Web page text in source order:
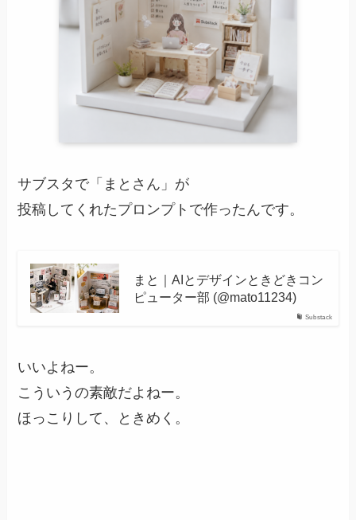
サブスタで「まとさん」が
投稿してくれたプロンプトで作ったんです。
Substack
まと｜AIとデザインときどきコン
ピューター部 (@mato11234)
いいよねー。
こういうの素敵だよねー。
ほっこりして、ときめく。